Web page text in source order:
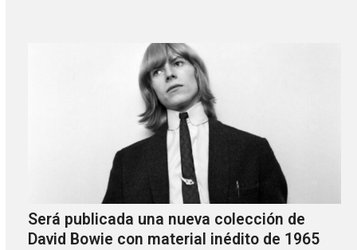
Será publicada una nueva colección de
David Bowie con material inédito de 1965